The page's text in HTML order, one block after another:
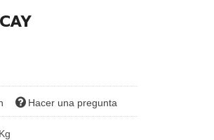
Hacer una pregunta